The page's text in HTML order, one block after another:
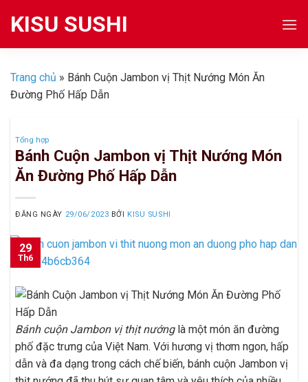
KISU SUSHI
Trang chủ » Bánh Cuộn Jambon vị Thịt Nướng Món Ăn
Đường Phố Hấp Dẫn
Tổng hợp
Bánh Cuộn Jambon vị Thịt Nướng Món
Ăn Đường Phố Hấp Dẫn
ĐĂNG NGÀY 29/06/2023 BỞI KISU SUSHI
29
Th6
Bánh cuộn Jambon vị thịt nướnglà một món ăn đường
phố đặc trưng của Việt Nam. Với hương vị thơm ngon, hấp
dẫn và đa dạng trong cách chế biến, bánh cuộn Jambon vị